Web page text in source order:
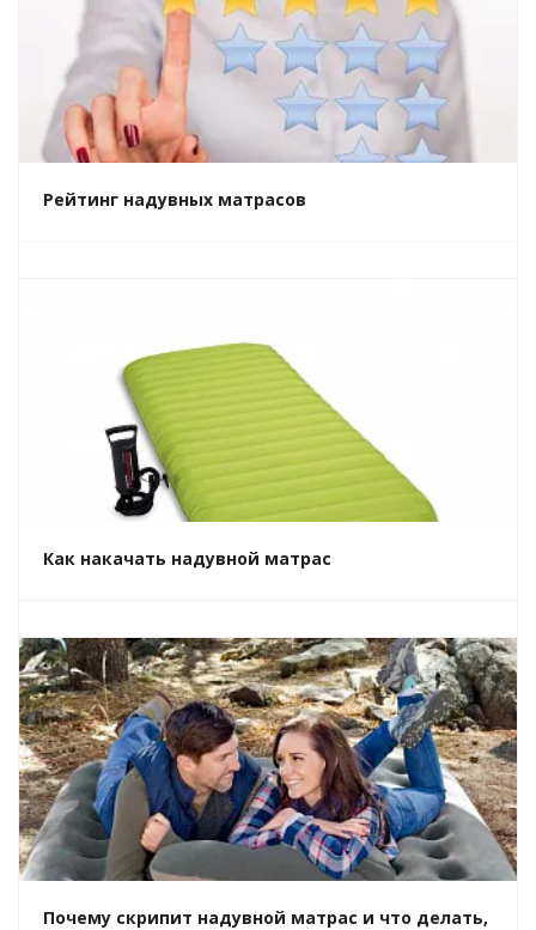
Рейтинг надувных матрасов
Как накачать надувной матрас
Почему скрипит надувной матрас и что делать,